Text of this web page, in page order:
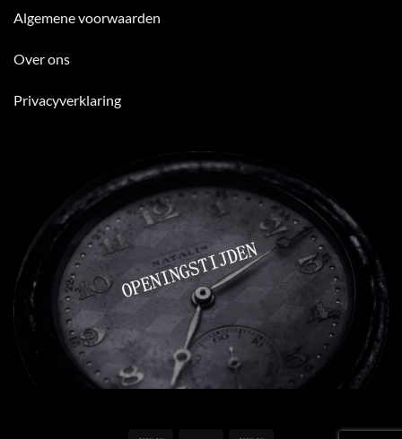
Algemene voorwaarden
Over ons
Privacyverklaring